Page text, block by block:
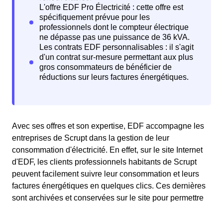
Avec ses offres et son expertise, EDF accompagne les
entreprises de Scrupt dans la gestion de leur
consommation d'électricité. En effet, sur le site Internet
d'EDF, les clients professionnels habitants de Scrupt
peuvent facilement suivre leur consommation et leurs
factures énergétiques en quelques clics. Ces dernières
sont archivées et conservées sur le site pour permettre